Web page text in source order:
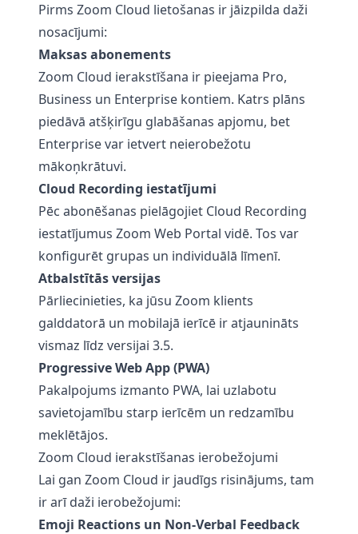
Pirms Zoom Cloud lietošanas ir jāizpilda daži
nosacījumi:
Maksas abonements
Zoom Cloud ierakstīšana ir pieejama Pro,
Business un Enterprise kontiem. Katrs plāns
piedāvā atšķirīgu glabāšanas apjomu, bet
Enterprise var ietvert neierobežotu
mākoņkrātuvi.
Cloud Recording iestatījumi
Pēc abonēšanas pielāgojiet Cloud Recording
iestatījumus Zoom Web Portal vidē. Tos var
konfigurēt grupas un individuālā līmenī.
Atbalstītās versijas
Pārliecinieties, ka jūsu Zoom klients
galddatorā un mobilajā ierīcē ir atjaunināts
vismaz līdz versijai 3.5.
Progressive Web App (PWA)
Pakalpojums izmanto PWA, lai uzlabotu
savietojamību starp ierīcēm un redzamību
meklētājos.
Zoom Cloud ierakstīšanas ierobežojumi
Lai gan Zoom Cloud ir jaudīgs risinājums, tam
ir arī daži ierobežojumi:
Emoji Reactions un Non-Verbal Feedback